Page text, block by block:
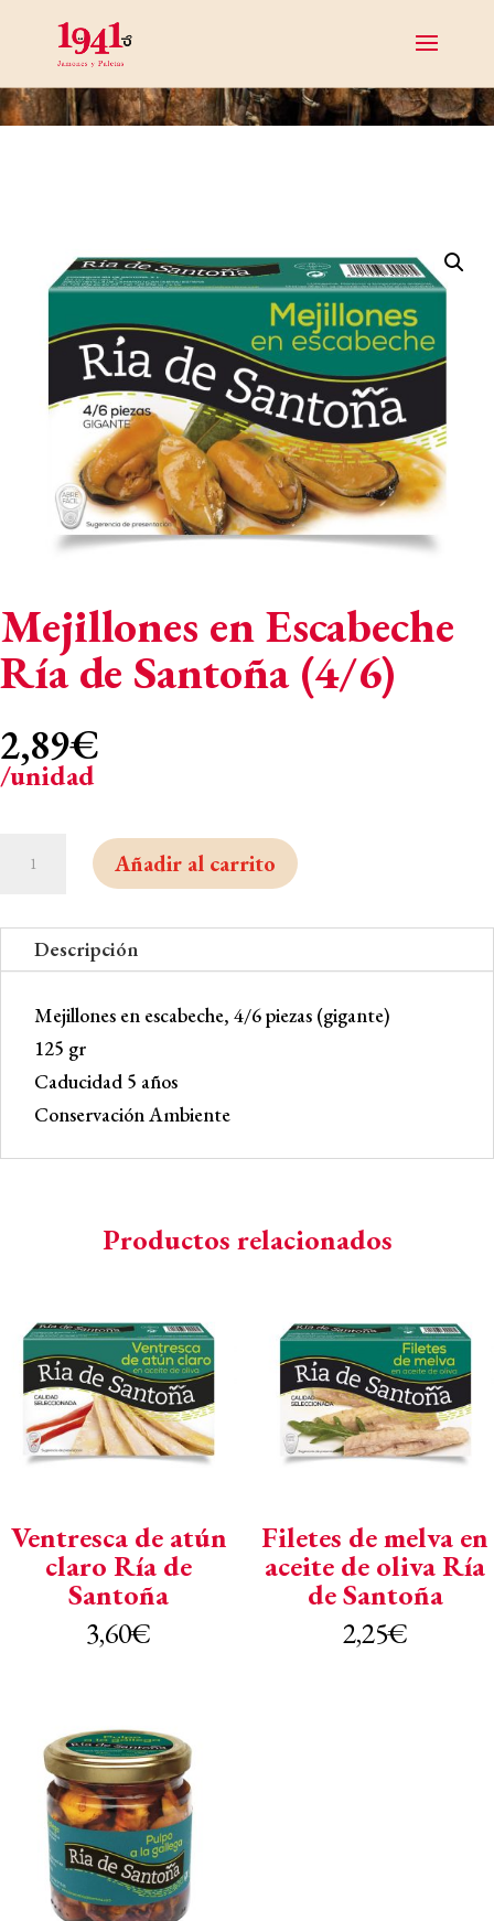
Mejillones en Escabeche
Ría de Santoña (4/6)
2,89€
/unidad
Santoña
(4/6)
cantidad
Añadir al carrito
Descripción
Mejillones en escabeche, 4/6 piezas (gigante)
125 gr
Caducidad 5 años
Conservación Ambiente
Productos relacionados
Ventresca de atún
claro Ría de
Santoña
3,60€
Filetes de melva en
aceite de oliva Ría
de Santoña
2,25€